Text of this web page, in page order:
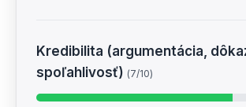
Kredibilita (argumentácia,
spoľahlivosť) (7/10)